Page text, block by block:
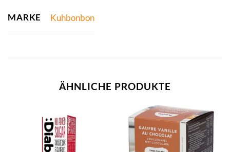
MARKE Kuhbonbon
ÄHNLICHE PRODUKTE